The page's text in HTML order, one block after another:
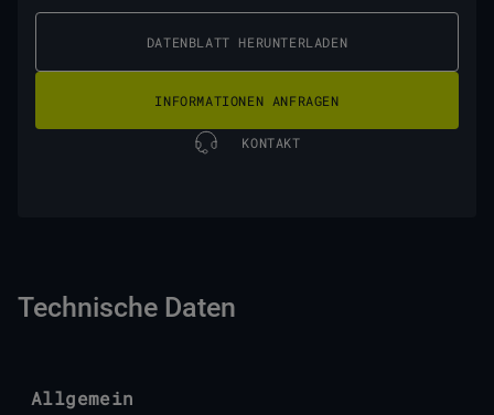
DATENBLATT HERUNTERLADEN
INFORMATIONEN ANFRAGEN
KONTAKT
Technische Daten
Allgemein